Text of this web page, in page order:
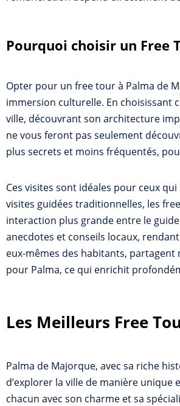
Pourquoi choisir un Free
Opter pour un free tour à Palma de
immersion culturelle. En choisissant
ville, découvrant son architecture
ne vous feront pas seulement
plus secrets et moins fréquentés,
Ces visites sont idéales pour ceux
visites guidées traditionnelles, les
interaction plus grande entre le
anecdotes et conseils locaux,
eux-mêmes des habitants,
pour Palma, ce qui enrichit
Les Meilleurs Free
Palma de Majorque, avec sa riche
d’explorer la ville de manière unique
chacun avec son charme et sa